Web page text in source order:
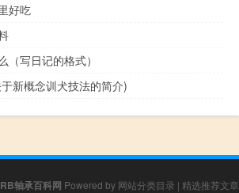
好吃
（写日记的格式）
新概念训犬技法的简介)
轴承百科网 Powered by 网站分类目录 | 精选推荐文章